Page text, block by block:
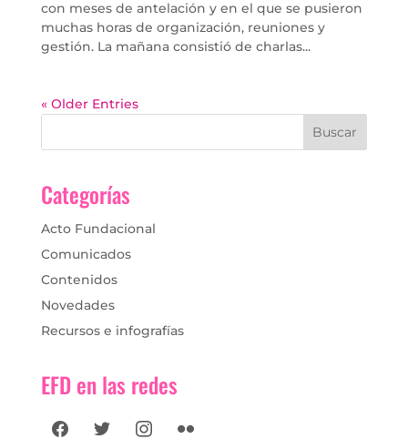
con meses de antelación y en el que se pusieron
muchas horas de organización, reuniones y
gestión. La mañana consistió de charlas...
« Older Entries
Categorías
Acto Fundacional
Comunicados
Contenidos
Novedades
Recursos e infografías
EFD en las redes
facebooktwitter instagram
flickr